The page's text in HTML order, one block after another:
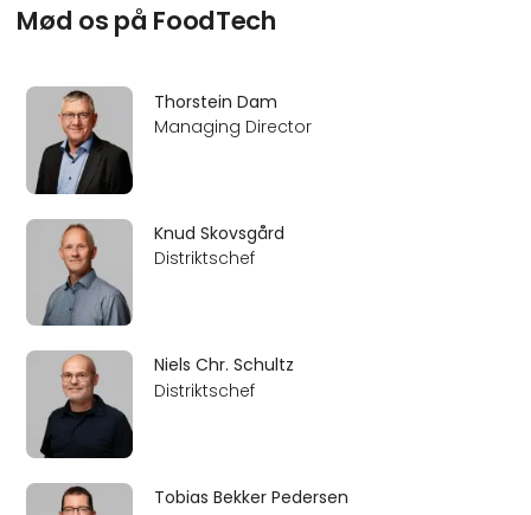
Mød os på FoodTech
Thorstein Dam
Managing Director
Knud Skovsgård
Distriktschef
Niels Chr. Schultz
Distriktschef
Tobias Bekker Pedersen